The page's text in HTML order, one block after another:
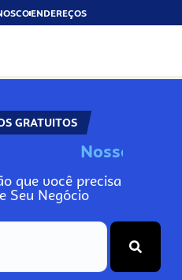
ENDEREÇOS
GRATUITOS
No
que você precisa
Seu Negócio